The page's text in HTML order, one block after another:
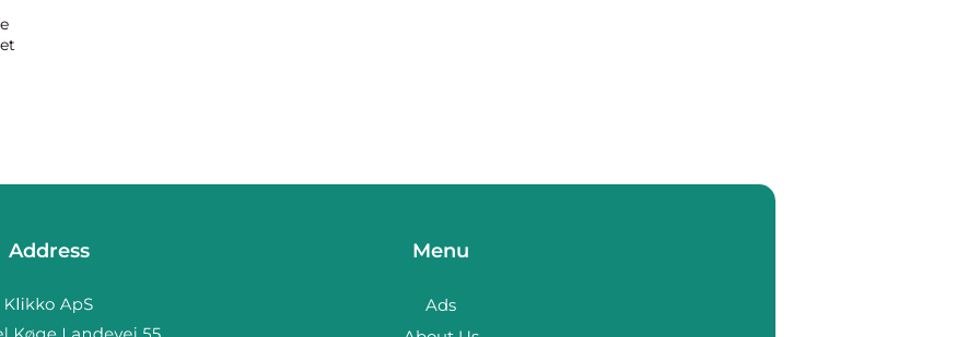
Address Menu
Ads